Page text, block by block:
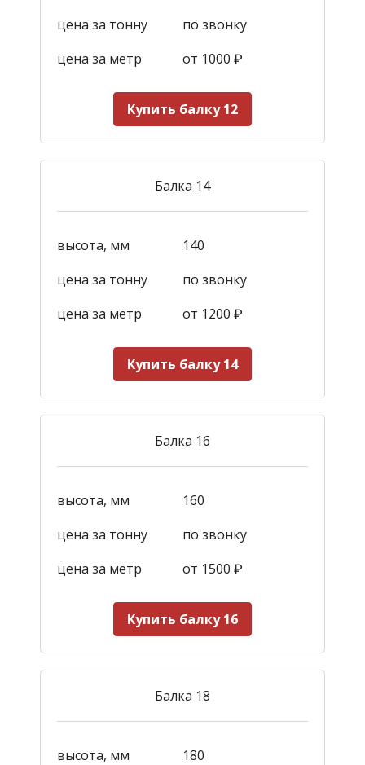
цена за тонну
по звонку
цена за метр
от 1000 ₽
Купить балку 12
Балка 14
высота, мм
140
цена за тонну
по звонку
цена за метр
от 1200 ₽
Купить балку 14
Балка 16
высота, мм
160
цена за тонну
по звонку
цена за метр
от 1500 ₽
Купить балку 16
Балка 18
высота, мм
180